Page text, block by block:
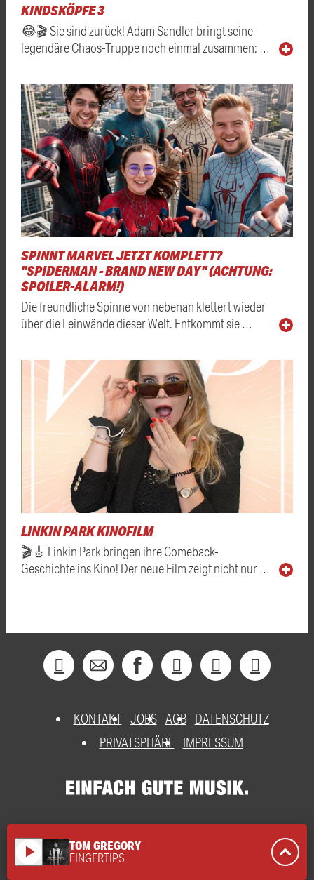
KINDSKÖPFE 3
😂🎬 Sie sind zurück! Adam Sandler bringt seine
legendäre Chaos-Truppe noch einmal zusammen: …
SPINNT MARVEL JETZT KOMPLETT?
"SPIDERMAN - BRAND NEW DAY" (ACHTUNG:
SPOILER-ALARM!)
Die freundliche Spinne von nebenan klettert wieder
über die Leinwände dieser Welt. Entkommt sie …
LINKIN PARK KINOFILM
🎬🎸 Linkin Park bringen ihre Comeback-
Geschichte ins Kino! Der neue Film zeigt nicht nur …
KONTAKT JOBS AGB DATENSCHUTZ
PRIVATSPHÄRE
IMPRESSUM
play_arrow TOM GREGORY
FINGERTIPS